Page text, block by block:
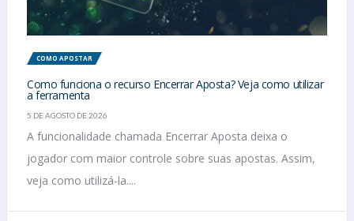
COMO APOSTAR
Como funciona o recurso Encerrar Aposta? Veja como utilizar
a ferramenta
5 DE AGOSTO DE 2026
A funcionalidade chamada Encerrar Aposta deixa o
jogador com maior controle sobre suas apostas. Assim,
veja como utilizá-la....